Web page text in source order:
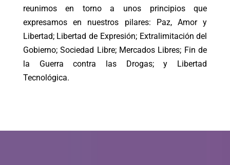
reunimos en torno a unos principios que
expresamos en nuestros pilares: Paz, Amor y
Libertad; Libertad de Expresión; Extralimitación del
Gobierno; Sociedad Libre; Mercados Libres; Fin de
la Guerra contra las Drogas; y Libertad
Tecnológica.